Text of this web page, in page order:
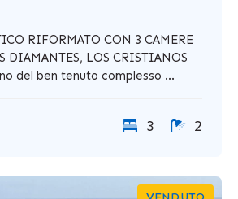
RIFORMATO CON 3 CAMERE
DIAMANTES, LOS CRISTIANOS
del ben tenuto complesso ...
3 2